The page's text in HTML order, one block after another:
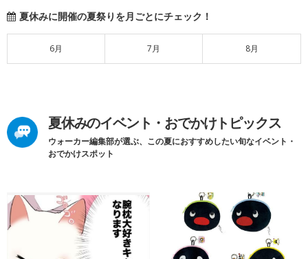
夏休みに開催の夏祭りを月ごとにチェック！
6月 7月 8月
夏休みのイベント・おでかけトピックス
ウォーカー編集部が選ぶ、この夏におすすめしたい旬なイベント・
おでかけスポット